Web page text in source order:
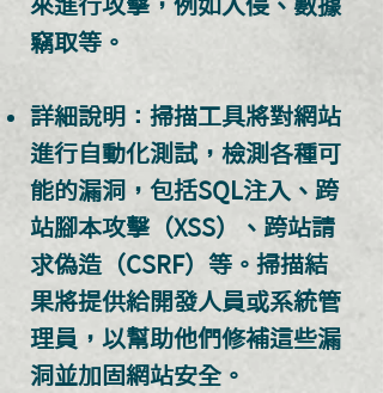
來進行攻擊，例如入侵、數據
竊取等。
詳細說明：掃描工具將對網站
進行自動化測試，檢測各種可
能的漏洞，包括SQL注入、跨
站腳本攻擊（XSS）、跨站請
求偽造（CSRF）等。掃描結
果將提供給開發人員或系統管
理員，以幫助他們修補這些漏
洞並加固網站安全。